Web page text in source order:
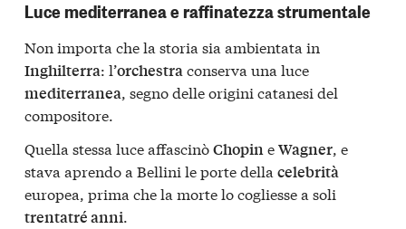
Luce mediterranea e raffinatezza strumentale
Non importa che la storia sia ambientata in
Inghilterra: l’orchestraconserva una luce
mediterranea, segno delle origini catanesi del
compositore.
Quella stessa luce affascinòChopineWagner, e
stava aprendo a Bellini le porte della celebrità
europea, prima che la morte lo cogliesse a soli
trentatré anni.